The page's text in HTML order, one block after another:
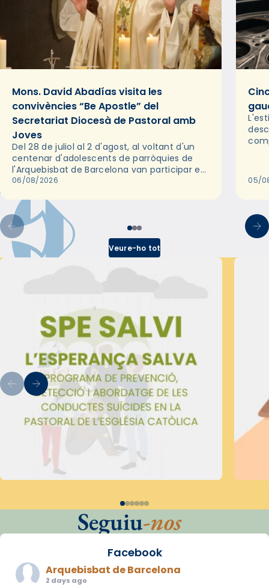
Mons. David Abadías visita les
convivències “Be Apostle” del
Secretariat Diocesà de Pastoral amb
Joves
Del 28 de juliol al 2 d'agost, al voltant d'un
centenar d'adolescents de parròquies de
l'Arquebisbat de Barcelona van participar en
les convivències Be Apostle, organitzades
06/08/2026 05/
Veure-ho tot
Seguiu-nos
Facebook
Arquebisbat de Barcelona
2 days ago